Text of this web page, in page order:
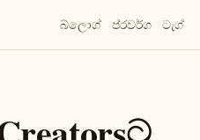
බ්ලොග් ප්රවර්ග ටැග්